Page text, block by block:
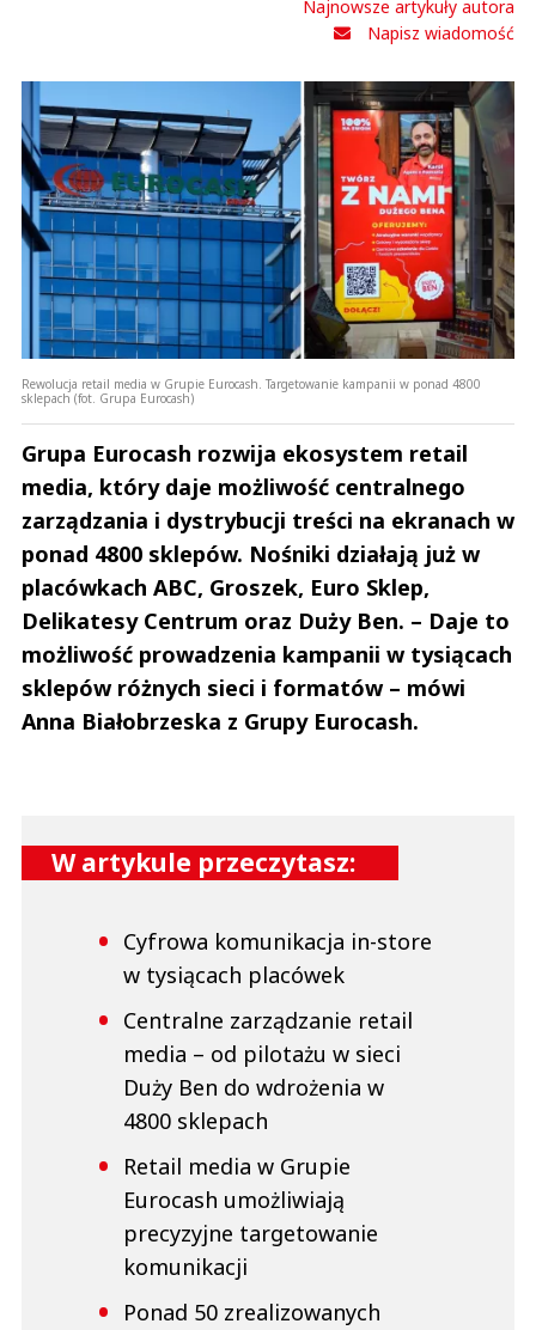
Najnowsze artykuły autora
Napisz wiadomość
Rewolucja retail media w Grupie Eurocash. Targetowanie kampanii w ponad 4800
sklepach (fot. Grupa Eurocash)
Grupa Eurocash rozwija ekosystem retail
media, który daje możliwość centralnego
zarządzania i dystrybucji treści na ekranach w
ponad 4800 sklepów. Nośniki działają już w
placówkach ABC, Groszek, Euro Sklep,
Delikatesy Centrum oraz Duży Ben. – Daje to
możliwość prowadzenia kampanii w tysiącach
sklepów różnych sieci i formatów – mówi
Anna Białobrzeska z Grupy Eurocash.
W artykule przeczytasz:
Cyfrowa komunikacja in-store
w tysiącach placówek
Centralne zarządzanie retail
media – od pilotażu w sieci
Duży Ben do wdrożenia w
4800 sklepach
Retail media w Grupie
Eurocash umożliwiają
precyzyjne targetowanie
komunikacji
Ponad 50 zrealizowanych